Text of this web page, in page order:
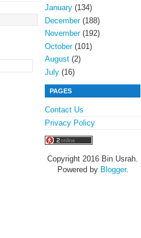
January (134)
December(188)
November(192)
October(101)
August (2)
July (16)
PAGES
Contact Us
Privacy Policy
Copyright 2016 Bin Usrah.
Powered by Blogger.